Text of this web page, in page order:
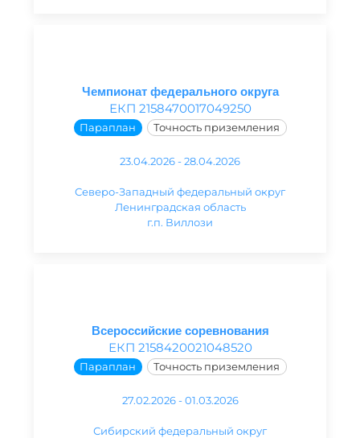
Чемпионат федерального округа
ЕКП 2158470017049250
Параплан Точность приземления
23.04.2026 - 28.04.2026
Северо-Западный федеральный округ
Ленинградская область
г.п. Виллози
Всероссийские соревнования
ЕКП 2158420021048520
Параплан Точность приземления
27.02.2026 - 01.03.2026
Сибирский федеральный округ